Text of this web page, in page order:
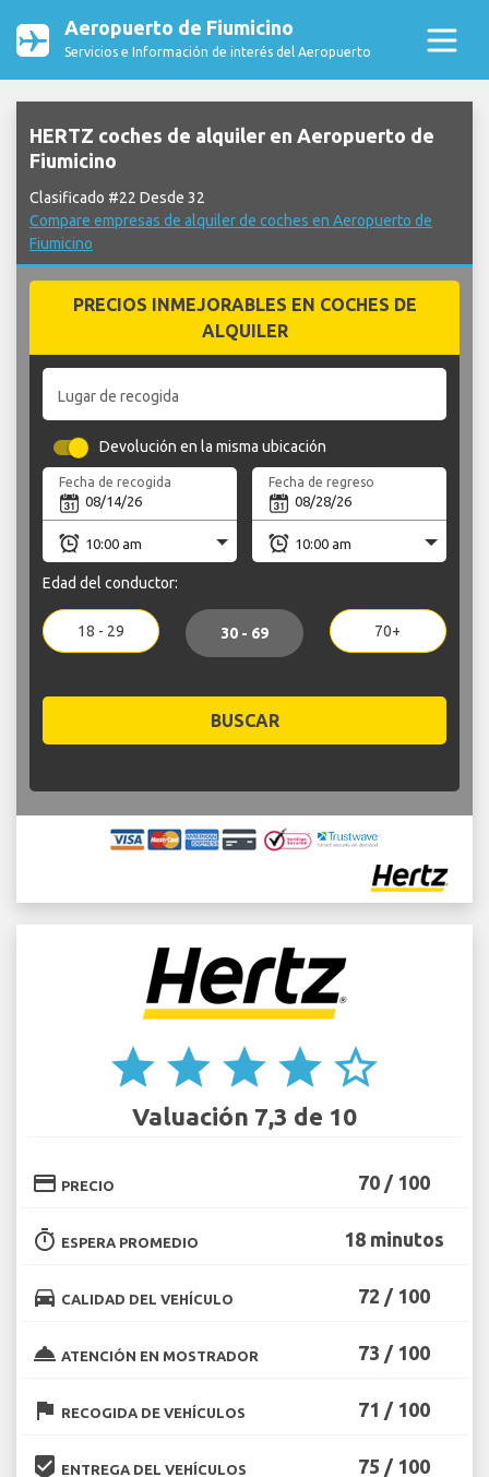
Aeropuerto de Fiumicino
Servicios e Información de interés del Aeropuerto
HERTZ coches de alquiler en Aeropuerto de
Fiumicino
Clasificado #22 Desde 32
Compare empresas de alquiler de coches en Aeropuerto de
Fiumicino
PRECIOS INMEJORABLES EN COCHES DE
ALQUILER
Lugar de recogida
Devolución en la misma ubicación
Fecha de recogida Fecha de regreso
Edad del conductor:
18 - 29 30 - 69 70+
BUSCAR
star star star star star_border
Valuación 7,3 de 10
credit_card PRECIO 70 / 100
timer ESPERA PROMEDIO 18 minutos
directions_car CALIDAD DEL VEHÍCULO 72 / 100
room_service ATENCIÓN EN MOSTRADOR 73 / 100
flag RECOGIDA DE VEHÍCULOS 71 / 100
beenhere ENTREGA DEL VEHÍCULOS 75 / 100